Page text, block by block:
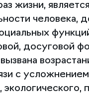
жизни,
человека,
досуговой
с
экологического,